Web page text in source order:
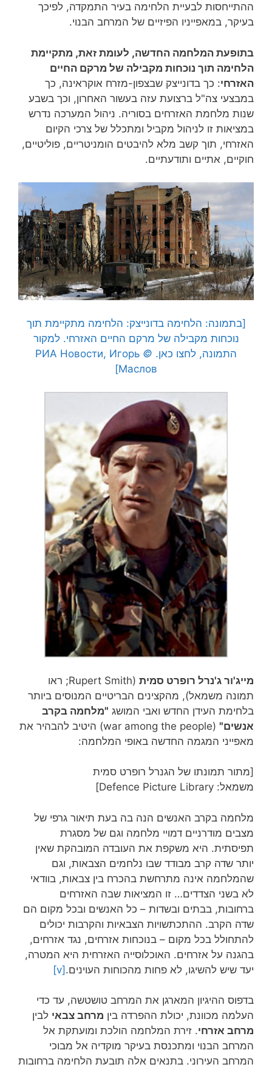
ההתייחסות לבעיית הלחימה בעיר התמקדה, לפיכך
בעיקר, במאפייניו הפיזיים של המרחב הבנוי.
בתופעת המלחמה החדשה, לעומת זאת, מתקיימת
הלחימה תוך נוכחות מקבילה של מרקם החיים
האזרחי: כך בדונייצק שבצפון-מזרח אוקראינה, כך
במבצעי צה"ל ברצועת עזה בעשור האחרון, וכך בשבע
שנות מלחמת האזרחים בסוריה. ניהול המערכה נדרש
במציאות זו לניהול מקביל ומתכלל של צרכי הקיום
האזרחי, תוך קשב מלא להיבטים הומניטריים, פוליטיים,
חוקיים, אתיים ותודעתיים.
[בתמונה: הלחימה בדונייצק: הלחימה מתקיימת תוך
נוכחות מקבילה של מרקם החיים האזרחי. למקור
התמונה, לחצו כאן. ©
РИА Новости, Игорь
Маслов]
מייג'ור ג'נרל רופרט סמית
(Rupert Smith; ראו
תמונה משמאל), מהקצינים הבריטיים המנוסים ביותר
בלחימת העידן החדש ואבי המושג "מלחמה בקרב
אנשים"
(war among the people) היטיב להבהיר את
מאפייני המגמה החדשה באופי המלחמה:
[מתור תמונתו של הגנרל רופרט סמית
משמאל: Defence Picture Library]
מלחמה בקרב האנשים הנה בה בעת תיאור גרפי של
מצבים מודרניים דמויי מלחמה וגם של מסגרת
תפיסתית. היא משקפת את העובדה המובהקת שאין
יותר שדה קרב מבודד שבו נלחמים הצבאות, וגם
שהמלחמה אינה מתרחשת בהכרח בין צבאות, בוודאי
לא בשני הצדדים… זו המציאות שבה האזרחים
ברחובות, בבתים ובשדות – כל האנשים ובכל מקום הם
שדה הקרב. ההתכתשויות הצבאיות והקרבות יכולים
להתחולל בכל מקום – בנוכחות אזרחים, נגד אזרחים,
בהגנה על אזרחים. האוכלוסייה האזרחית היא המטרה,
יעד שיש להשיגו, לא פחות מהכוחות העוינים.[v]
בדפוס ההיגיון המארגן את המרחב טושטשה, עד כדי
העלמה מכוונת, יכולת ההפרדה בין מרחב צבאי לבין
מרחב אזרחי. זירת המלחמה הולכת ומועתקת אל
המרחב הבנוי ומתכנסת בעיקר מוקדיה אל מבוכי
המרחב העירוני. בתנאים אלה תובעת הלחימה ברחובות